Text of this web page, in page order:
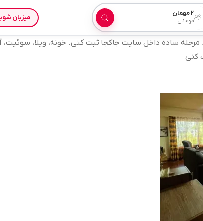
۲ مهمان
مهمانان میزبان
ساده داخل سایت جاکجا ثبت کنی. خونه، ویلا، سوئیت،
کنی